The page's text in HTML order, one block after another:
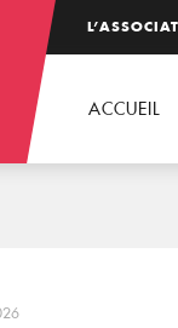
ACCUEIL